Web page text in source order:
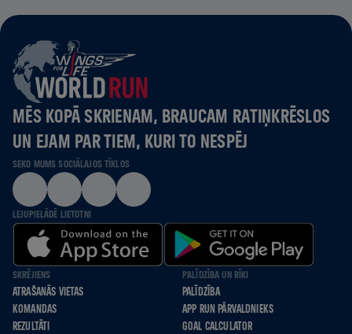
MĒS KOPĀ SKRIENAM, BRAUCAM RATIŅKRĒSLOS
UN EJAM PAR TIEM, KURI TO NESPĒJ
SEKO MUMS SOCIĀLAJOS TĪKLOS
LEJUPIELĀDĒ LIETOTNI
SKRĒJIENS
ATRAŠANĀS VIETAS
KOMANDAS
REZULTĀTI
PALĪDZĪBA UN RĪKI
PALĪDZĪBA
APP RUN PĀRVALDNIEKS
GOAL CALCULATOR